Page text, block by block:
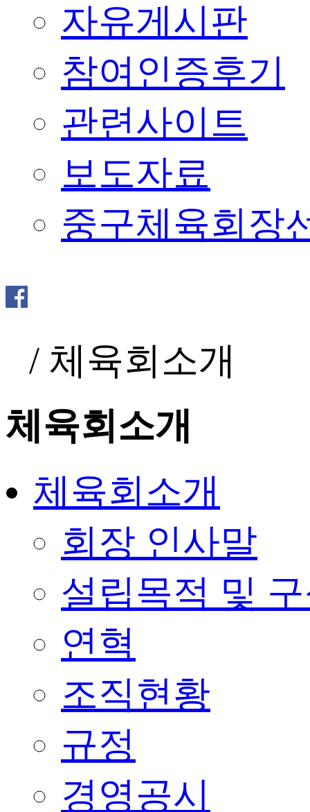
자유게시판
참여인증후기
관련사이트
보도자료
중구체육회장
/ 체육회소개
체육회소개
체육회소개
회장 인사말
설립목적 및
연혁
조직현황
규정
경영공시